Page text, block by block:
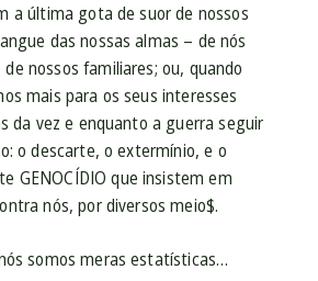
a última gota de suor de nossos
das nossas almas – de nós
nossos familiares; ou, quando
mais para os seus interesses
da vez e enquanto a guerra seguir
o descarte, o extermínio, e o
GENOCÍDIO que insistem em
nós, por diversos meio$.
somos meras estatísticas…